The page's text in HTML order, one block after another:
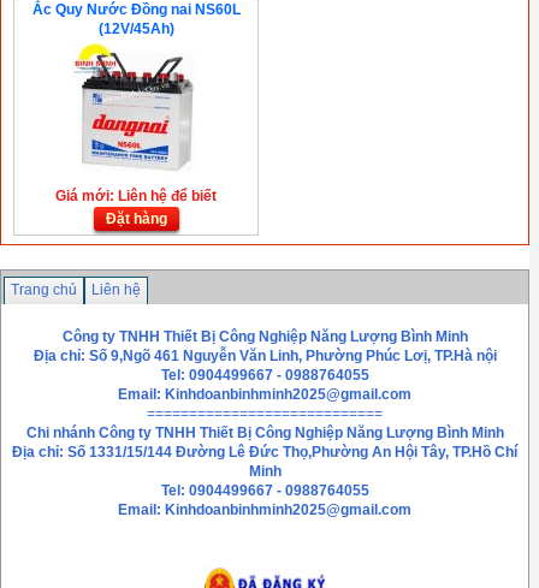
Ắc Quy Nước Đồng nai NS60L
(12V/45Ah)
Giá mới: Liên hệ để biết
Đặt hàng
Trang chủ Liên hệ
Công ty TNHH Thiết Bị Công Nghiệp Năng Lượng Bình Minh
Địa chỉ: Số 9,Ngõ 461 Nguyễn Văn Linh, Phường Phúc Lơị, TP.Hà nội
Tel: 0904499667 - 0988764055
Email: Kinhdoanbinhminh2025@gmail.com
============================
Chi nhánh Công ty TNHH Thiết Bị Công Nghiệp Năng Lượng Bình Minh
Địa chỉ: Số 1331/15/144 Đường Lê Đức Thọ,Phường An Hội Tây, TP.Hồ Chí
Minh
Tel: 0904499667 - 0988764055
Email: Kinhdoanbinhminh2025@gmail.com